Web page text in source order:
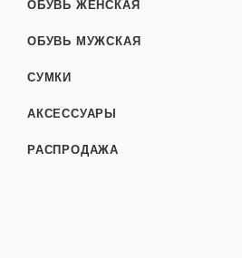
ОБУВЬ ЖЕНСКАЯ
ОБУВЬ МУЖСКАЯ
СУМКИ
АКСЕССУАРЫ
РАСПРОДАЖА